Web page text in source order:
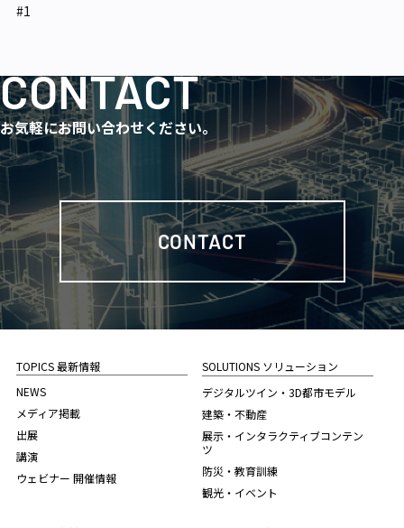
#1
CONTACT
お気軽にお問い合わせください。
CONTACT
TOPICS 最新情報
NEWS
メディア掲載
出展
講演
ウェビナー 開催情報
SOLUTIONS ソリューション
デジタルツイン・3D都市モデル
建築・不動産
展示・インタラクティブコンテン
ツ
防災・教育訓練
観光・イベント